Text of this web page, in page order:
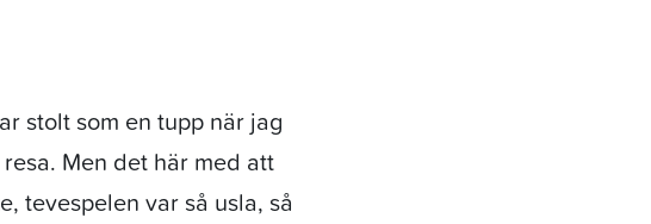
stolt som en tupp när jag
Men det här med att
tevespelen var så usla, så